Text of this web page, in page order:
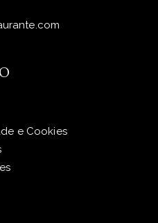
e Cookies